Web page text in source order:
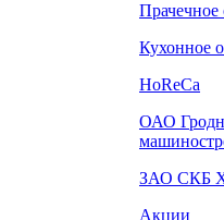
Прачечное
Кухонное
HoReCa
ОАО
ЗАО СКБ
Акции